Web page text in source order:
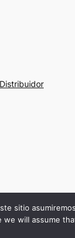
sitio
will assume